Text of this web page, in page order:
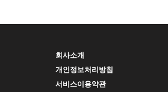
회사소개
개인정보처리방침
서비스이용약관